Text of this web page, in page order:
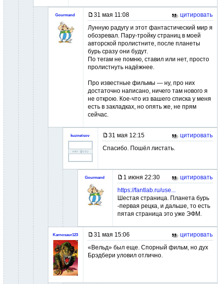
Gourmand 31 мая 11:08
цитировать
Лунную радугу и этот фантастический мир я
обозревал. Пару-тройку страниц в моей
авторской пролистните, после планеты
бурь сразу они будут.
По тегам не помню, ставил или нет, просто
пролистнуть надёжнее.
Про известные фильмы — ну, про них
достаточно написано, ничего там нового я
не открою. Кое-что из вашего списка у меня
есть в закладках, но опять же, не прям
сейчас.
kuznetsov 31 мая 12:15
цитировать
Спасибо. Пошёл листать.
Gourmand 1 июня 22:30
цитировать
https://fantlab.ru/use...
Шестая страница. Планета бурь
-первая рецка, и дальше, то есть
пятая страница это уже ЭФМ.
Karnosaur123 31 мая 15:06
цитировать
«Вельд» был еще. Спорный фильм, но дух
Брэдбери уловил отлично.